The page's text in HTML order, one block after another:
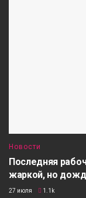
Новости
Последняя
жаркой, но
27 июля 1.1k